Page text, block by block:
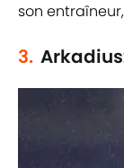
son
3.